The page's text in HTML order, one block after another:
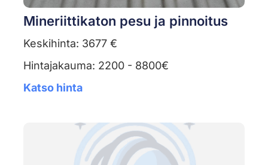
Mineriittikaton pesu ja pinnoitus
Keskihinta: 3677 €
Hintajakauma: 2200 - 8800€
Katso hinta